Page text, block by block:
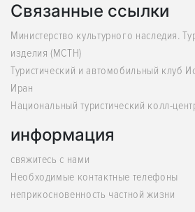
Связанные ссылки
Министерство культурного наследия.
изделия (MCTH)
Туристический и автомобильный клуб
Иран
Национальный туристический колл-
информация
свяжитесь с нами
Необходимые контактные телефоны
неприкосновенность частной жизни